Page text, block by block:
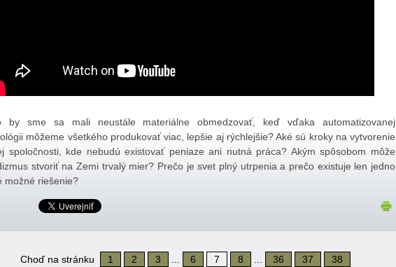
by sme sa mali neustále materiálne obmedzovať, keď vďaka automatizovanej
môžeme všetkého produkovať viac, lepšie aj rýchlejšie? Aké sú kroky na vytvorenie
spoločnosti, kde nebudú existovať peniaze ani nutná práca? Akým spôsobom môže
stvoriť na Zemi trvalý mier? Prečo je svet plný utrpenia a prečo existuje len jedno
možné riešenie?
Choď na stránku 1 2 3 6 7 8 36 37 38